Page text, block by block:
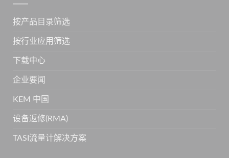
按产品目录筛选
按行业应用筛选
下载中心
企业要闻
KEM 中国
设备返修(RMA)
TASI流量计解决方案